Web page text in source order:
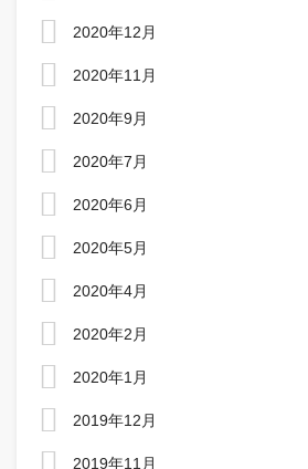
2020年12月
2020年11月
2020年9月
2020年7月
2020年6月
2020年5月
2020年4月
2020年2月
2020年1月
2019年12月
2019年11月